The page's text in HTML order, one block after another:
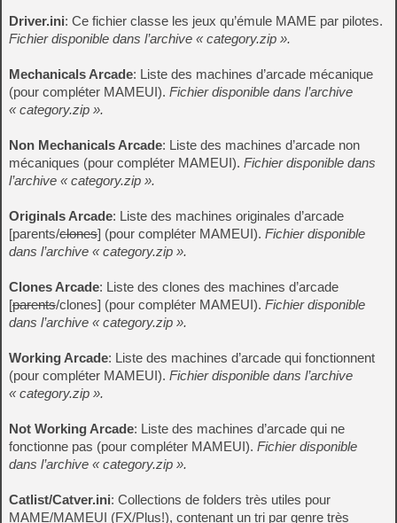
Driver.ini: Ce fichier classe les jeux qu’émule MAME par pilotes.
Fichier disponible dans l’archive « category.zip ».
Mechanicals Arcade: Liste des machines d’arcade mécanique
(pour compléter MAMEUI). Fichier disponible dans l’archive
« category.zip ».
Non Mechanicals Arcade: Liste des machines d’arcade non
mécaniques (pour compléter MAMEUI). Fichier disponible dans
l’archive « category.zip ».
Originals Arcade: Liste des machines originales d’arcade
[parents/clones] (pour compléter MAMEUI). Fichier disponible
dans l’archive « category.zip ».
Clones Arcade: Liste des clones des machines d’arcade
[parents/clones] (pour compléter MAMEUI). Fichier disponible
dans l’archive « category.zip ».
Working Arcade: Liste des machines d’arcade qui fonctionnent
(pour compléter MAMEUI). Fichier disponible dans l’archive
« category.zip ».
Not Working Arcade: Liste des machines d’arcade qui ne
fonctionne pas (pour compléter MAMEUI). Fichier disponible
dans l’archive « category.zip ».
Catlist/Catver.ini: Collections de folders très utiles pour
MAME/MAMEUI (FX/Plus!), contenant un tri par genre très